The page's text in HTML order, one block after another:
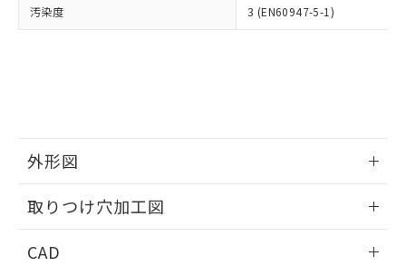
汚染度 3 (EN60947-5-1)
外形図
取りつけ穴加工図
CAD
お客様が当ウェブサイト上で当社にご
指します。
※3 非含有証明書ダウンロード
51物質の非含有証明書（当社基準）
※本証明書は発行日時点で非含有を証明す
るもので、過去に遡って非含有を証明する
ものではありません。
また、RoHS指令のフタル酸エステル類４